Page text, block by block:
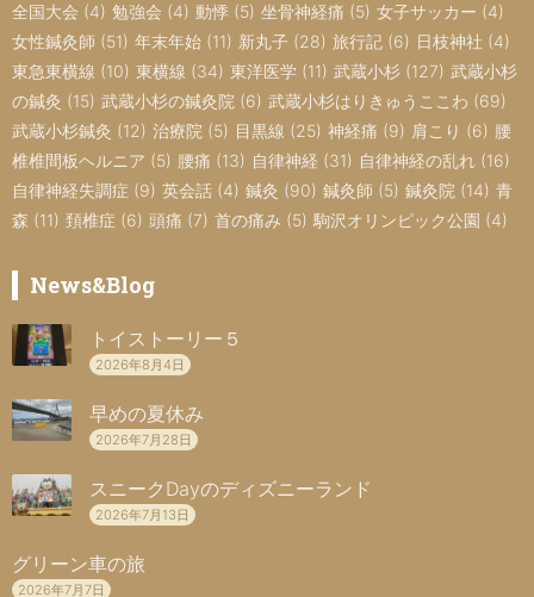
全国大会 (4) 勉強会 (4) 動悸 (5) 坐骨神経痛 (5) 女子サッカー (4)
女性鍼灸師 (51) 年末年始 (11) 新丸子 (28) 旅行記 (6) 日枝神社 (4)
東急東横線 (10) 東横線 (34) 東洋医学 (11) 武蔵小杉 (127) 武蔵小杉
の鍼灸 (15) 武蔵小杉の鍼灸院 (6) 武蔵小杉はりきゅうここわ (69)
武蔵小杉鍼灸 (12) 治療院 (5) 目黒線 (25) 神経痛 (9) 肩こり (6) 腰
椎椎間板ヘルニア (5) 腰痛 (13) 自律神経 (31) 自律神経の乱れ (16)
自律神経失調症 (9) 英会話 (4) 鍼灸 (90) 鍼灸師 (5) 鍼灸院 (14) 青
森 (11) 頚椎症 (6) 頭痛 (7) 首の痛み (5) 駒沢オリンピック公園 (4)
News&Blog
トイストーリー５
2026年8月4日
早めの夏休み
2026年7月28日
スニークDayのディズニーランド
2026年7月13日
グリーン車の旅
2026年7月7日